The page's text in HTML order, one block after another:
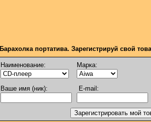
Барахолка портатива. Зарегистрируй свой
Наименование: Марка:
Ваше имя (ник): E-mail: